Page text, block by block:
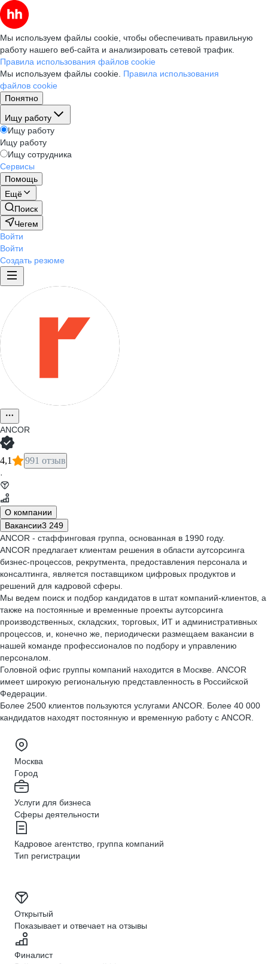
Мы используем файлы cookie, чтобы обеспечивать правильную
работу нашего веб-сайта и анализировать сетевой трафик.
Правила использования файлов cookie
Мы используем файлы cookie. Правила использования
файлов cookie
Понятно
Ищу работу
Ищу работу
Ищу работу
Ищу сотрудника
Сервисы
Помощь
Ещё
Поиск
Чегем
Войти
Войти
Создать резюме
ANCOR
4,1 991 отзыв
·
О компании
Вакансии3 249
ANCOR - стаффинговая группа, основанная в 1990 году.
ANCOR предлагает клиентам решения в области аутсорсинга
бизнес-процессов, рекрутмента, предоставления персонала и
консалтинга, является поставщиком цифровых продуктов и
решений для кадровой сферы.
Мы ведем поиск и подбор кандидатов в штат компаний-клиентов, а
также на постоянные и временные проекты аутсорсинга
производственных, складских, торговых, ИТ и административных
процессов, и, конечно же, периодически размещаем вакансии в
нашей команде профессионалов по подбору и управлению
персоналом.
Головной офис группы компаний находится в Москве. ANCOR
имеет широкую региональную представленность в Российской
Федерации.
Более 2500 клиентов пользуются услугами ANCOR. Более 40 000
кандидатов находят постоянную и временную работу с ANCOR.
Москва
Город
Услуги для бизнеса
Сферы деятельности
Кадровое агентство, группа компаний
Тип регистрации
Открытый
Показывает и отвечает на отзывы
Финалист